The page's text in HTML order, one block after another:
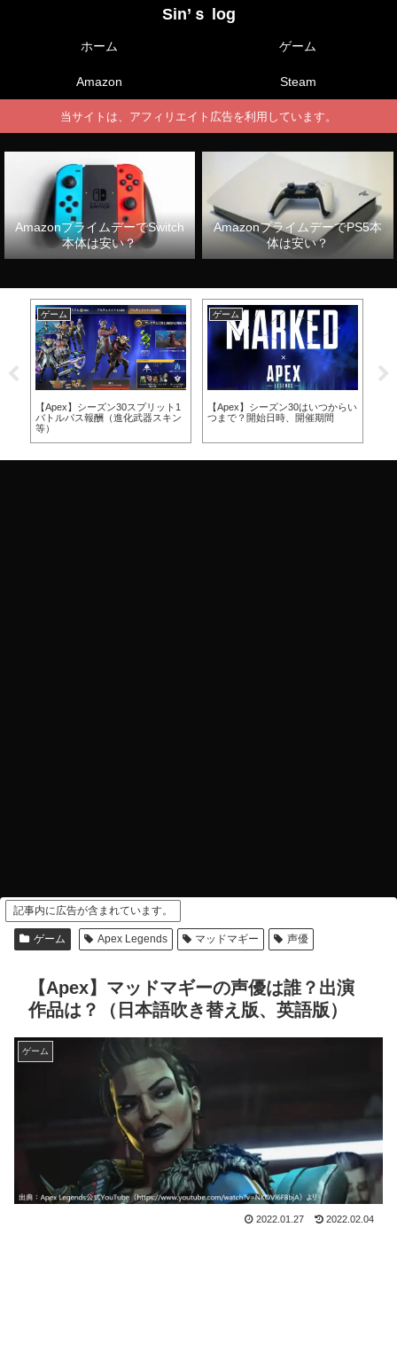
Sin’ｓ log
ホーム ゲーム
Amazon Steam
当サイトは、アフィリエイト広告を利用しています。
AmazonプライムデーでSwitch
本体は安い？
AmazonプライムデーでPS5本
体は安い？
ゲーム
【Apex】シーズン30スプリット1
バトルパス報酬（進化武器スキン
等）
ゲーム
【Apex】シーズン30はいつからい
つまで？開始日時、開催期間
記事内に広告が含まれています。
ゲーム Apex Legends マッドマギー 声優
【Apex】マッドマギーの声優は誰？出演
作品は？（日本語吹き替え版、英語版）
ゲーム
2022.01.27 2022.02.04